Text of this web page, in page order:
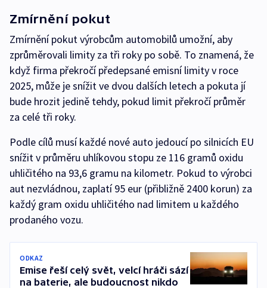
Zmírnění pokut
Zmírnění pokut výrobcům automobilů umožní, aby
zprůměrovali limity za tři roky po sobě. To znamená, že
když firma překročí předepsané emisní limity v roce
2025, může je snížit ve dvou dalších letech a pokuta jí
bude hrozit jedině tehdy, pokud limit překročí průměr
za celé tři roky.
Podle cílů musí každé nové auto jedoucí po silnicích EU
snížit v průměru uhlíkovou stopu ze 116 gramů oxidu
uhličitého na 93,6 gramu na kilometr. Pokud to výrobci
aut nezvládnou, zaplatí 95 eur (přibližně 2400 korun) za
každý gram oxidu uhličitého nad limitem u každého
prodaného vozu.
ODKAZ
Emise řeší celý svět, velcí hráči sází
na baterie, ale budoucnost nikdo